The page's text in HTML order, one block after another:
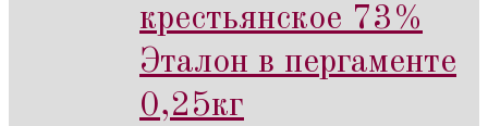
крестьянское 73%
Эталон в пергаменте
0,25кг